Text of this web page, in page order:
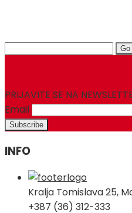
Search
PRIJAVITE SE NA
Email
INFO
Kralja Tomislava 25,
+387 (36) 312-333